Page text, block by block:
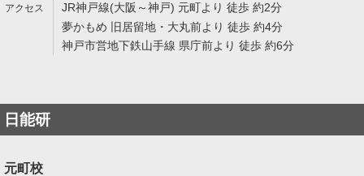
JR神戸線(大阪～神戸) 元町より 徒歩 約2分
夢かもめ 旧居留地・大丸前より 徒歩 約4分
神戸市営地下鉄山手線 県庁前より 徒歩 約6分
日能研
元町校